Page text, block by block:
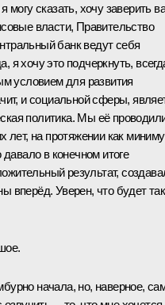
сказать, хочу заверить
власти, Правительство
банк ведут себя
я хочу это подчеркнуть,
условием для развития
и социальной сферы,
политика. Мы её
лет, на протяжении как
давало в конечном итоге
результат,
вперёд. Уверен, что будет так
начала, но, наверное,